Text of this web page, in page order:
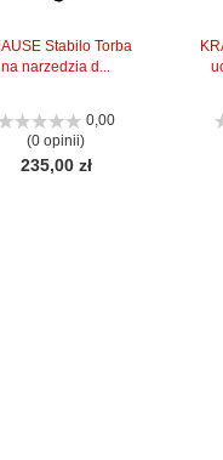
Stabilo Torba
na narzedzia d...
0,00
(0 opinii)
235,00 zł